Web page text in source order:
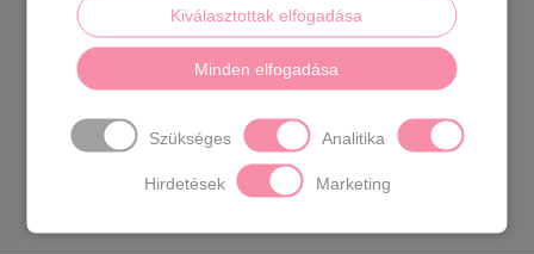
Divatos bőr slip on.Anyaga:BőrSzármazási
LengyelországSzín:arany mintás
cmMéret: 36- 23 cm 37- 23,5 cm 38- 24,5 cm
39- 25 cm 40-25,5 cm
Kiválasztottak elfogadása
Minden elfogadása
Szükséges Analitika
Hirdetések Marketing